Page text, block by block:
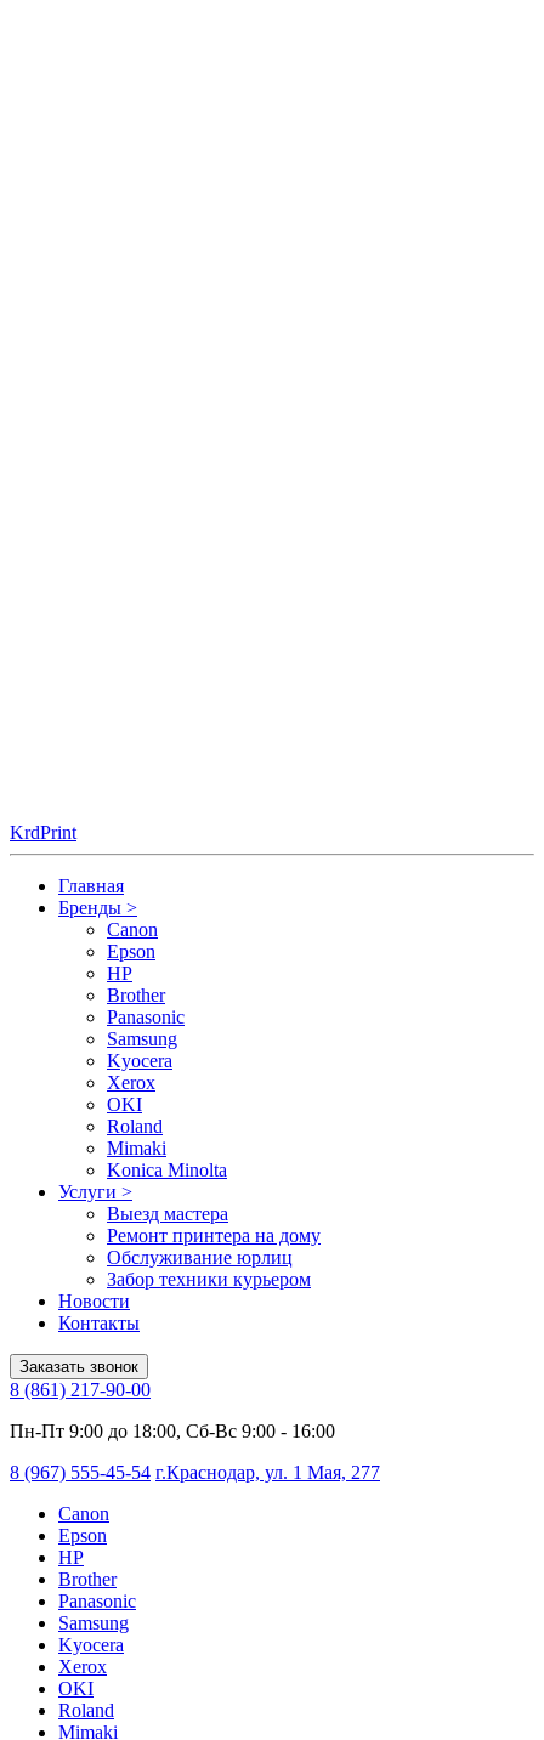
KrdPrint
Главная
Бренды >
Canon
Epson
HP
Brother
Panasonic
Samsung
Kyocera
Xerox
OKI
Roland
Mimaki
Konica Minolta
Услуги >
Выезд мастера
Ремонт принтера на дому
Обслуживание юрлиц
Забор техники курьером
Новости
Контакты
Заказать звонок
8 (861) 217-90-00
Пн-Пт 9:00 до 18:00, Сб-Вс 9:00 - 16:00
8 (967) 555-45-54 г.Краснодар, ул. 1 Мая, 277
Canon
Epson
HP
Brother
Panasonic
Samsung
Kyocera
Xerox
OKI
Roland
Mimaki